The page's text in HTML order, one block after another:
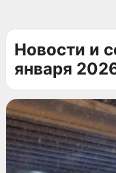
Новости и
января